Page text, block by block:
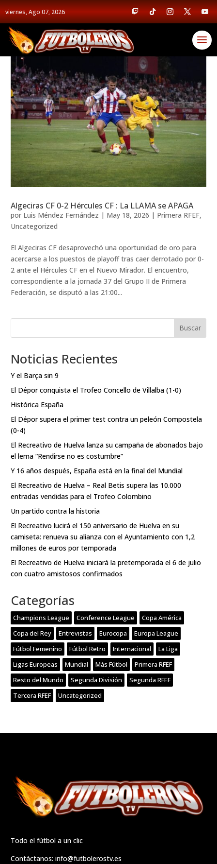
viernes, Ago 07, 2026
Algeciras CF 0-2 Hércules CF : La LLAMA se APAGA
por Luis Méndez Fernández | May 18, 2026 | Primera RFEF,
Uncategorized
El Algeciras CF desaprovechó una oportunidad de oro para
acercarse a los puestos de playoff tras caer derrotado por 0-
2 ante el Hércules CF en el Nuevo Mirador. El encuentro,
correspondiente a la jornada 37 del Grupo II de Primera
Federación, se disputó a las 21:00...
Buscar
Noticias Recientes
Y el Barça sin 9
El Dépor conquista el Trofeo Concello de Villalba (1-0)
Histórica España
El Dépor supera el primer test contra un peleón Compostela
(0-4)
El Recreativo de Huelva lanza su campaña de abonados bajo
el lema “Rendirse no es costumbre”
Y 16 años después, España está en la final del Mundial
El Recreativo de Huelva – Real Betis supera las 10.000
entradas vendidas para el Trofeo Colombino
Un partido contra la historia
El Recreativo lucirá el 150 aniversario de Huelva en su
camiseta: renueva su alianza con el Ayuntamiento con 1,2
millones de euros por temporada
El Recreativo de Huelva iniciará la pretemporada el 6 de julio
con cuatro amistosos confirmados
Categorías
Champions League Conference League
Copa América
Copa del Rey
Entrevistas Eurocopa
Europa League
Fútbol Femenino
Fútbol Retro Internacional
La Liga
Ligas Europeas
Mundial Más Fútbol
Primera RFEF
Resto del Mundo
Segunda División
Segunda RFEF
Tercera RFEF
Uncategorized
Todo el fútbol a un clic
Contáctanos:info@futbolerostv.es